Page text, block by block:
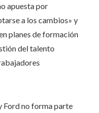
apuesta por
a los cambios» y
planes de formación
del talento
Ford no forma parte